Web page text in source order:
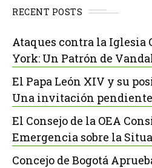
RECENT POSTS
Ataques contra la Iglesia
York: Un Patrón de
El Papa León XIV y su
Una invitación pendiente
El Consejo de la OEA
Emergencia sobre la
Concejo de Bogotá